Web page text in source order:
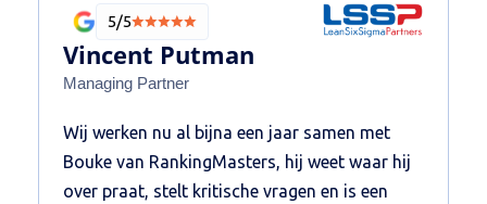
Buiten expertise hebben ze een geweldig
linkbuilding netwerk die écht het verschil
maakt ten opzichte van andere aanbieders!
waarmee je kunt sparren op hoog niveau, een
fijne klik en doen wat ze beloven. Ze zijn
strategisch vernuftig en weten daarmee met
5/5
Vincent Putman
Managing Partner
Wij werken nu al bijna een jaar samen met
Bouke van RankingMasters, hij weet waar hij
over praat, stelt kritische vragen en is een